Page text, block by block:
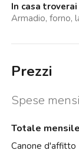
In casa troverai
Armadio, forno,
Prezzi
Spese
Totale mensile
Canone d'affitto